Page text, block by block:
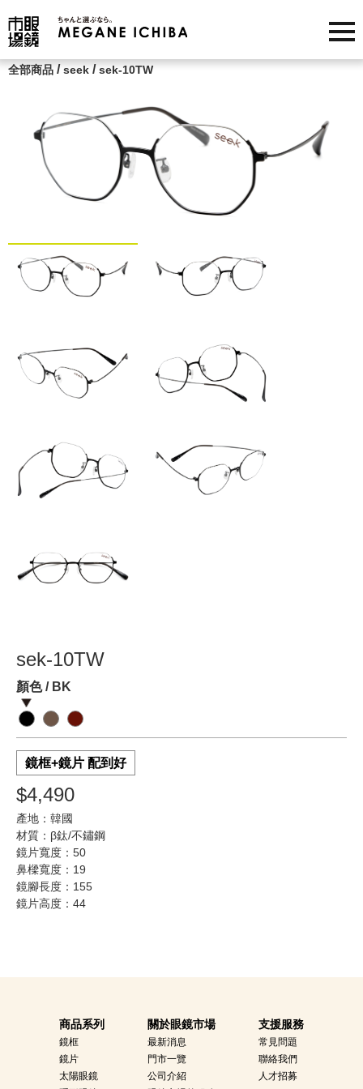
全部商品 /seek /sek-10TW
sek-10TW
顏色 / BK
鏡框+鏡片 配到好
$4,490
產地：韓國
材質：β鈦/不鏽鋼
鏡片寬度：50
鼻樑寬度：19
鏡腳長度：155
鏡片高度：44
商品系列
鏡框
鏡片
太陽眼鏡
關於眼鏡市場
最新消息
門市一覽
公司介紹
支援服務
常見問題
聯絡我們
人才招募